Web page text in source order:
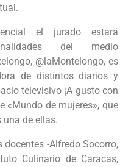
el jurado estará
del medio
@laMontelongo, es
de distintos diarios y
televisivo ¡A gusto con
«Mundo de mujeres», que
una de ellas.
-Alfredo Socorro,
Culinario de Caracas,